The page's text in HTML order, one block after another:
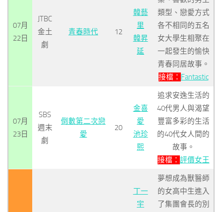
07月
22日
JTBC
金土
劇
青春時代 12
韓藝
里
韓昇
延
類型、戀愛方式
各不相同的五名
女大學生相聚在
一起發生的愉快
青春同居故事。
接檔： Fantastic
07月
23日
SBS
週末
劇
倒數第二次戀
愛
20
金喜
愛
池珍
熙
追求安逸生活的
40代男人與渴望
豐富多彩的生活
的40代女人間的
故事。
接檔： 評價女王
丁一
宇
夢想成為獸醫師
的女高中生進入
了集團會長的別